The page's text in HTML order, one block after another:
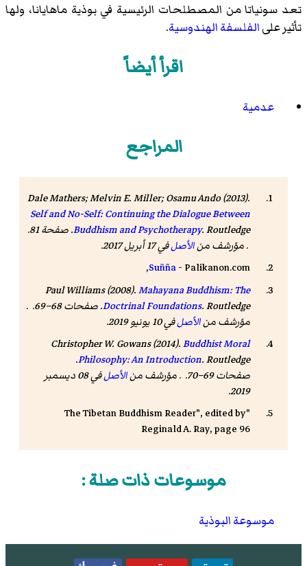
تعد سونياتا من المصطلحات الرئيسية في بوذية ماهايانا، ولها
تأثير علىالفلسفة الهندوسية.
اقرأ أيضاً
عدمية
المراجع
Dale Mathers; Melvin E. Miller; Osamu Ando (2013).
Self and No-Self: Continuing the Dialogue Between
Buddhism and Psychotherapy
. Routledge. صفحة 81.
. مؤرشف منالأصلفي 17 أبريل 2017.
Suñña- Palikanon.com,
Paul Williams (2008).Mahayana Buddhism: The
Doctrinal Foundations
. Routledge. صفحات 68–69. .
مؤرشف منالأصلفي 10 يونيو 2019.
Christopher W. Gowans (2014).Buddhist Moral
Philosophy: An Introduction
. Routledge.
صفحات 69–70. . مؤرشف من
الأصل
في 08 ديسمبر
2019.
"The Tibetan Buddhism Reader", edited by
Reginald A. Ray, page 96
موسوعات ذات صلة :
موسوعة البوذية